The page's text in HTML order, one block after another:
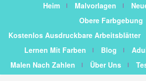
Heim Malvorlagen
Obere Farbgebung
Kostenlos Ausdruckbare Arbeitsblätter
Lernen Mit Farben
Blog
Malen Nach Zahlen
Über Uns